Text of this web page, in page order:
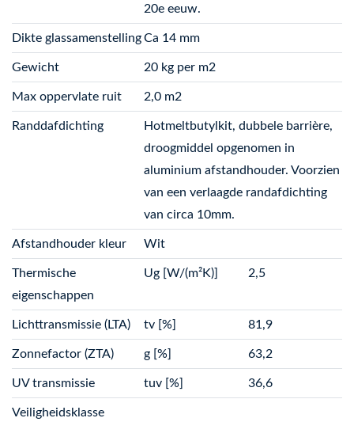
20e eeuw.
Dikte glassamenstellingCa 14 mm
Gewicht 20 kg per m2
Max oppervlate ruit 2,0 m2
Randdafdichting
Hotmeltbutylkit, dubbele barrière,
droogmiddel opgenomen in
aluminium afstandhouder. Voorzien
van een verlaagde randafdichting
van circa 10mm.
Afstandhouder kleur Wit
Thermische
eigenschappen
Ug [W/(m²K)] 2,5
Lichttransmissie (LTA) tv [%] 81,9
Zonnefactor (ZTA) g [%] 63,2
UV transmissie tuv [%] 36,6
Veiligheidsklasse